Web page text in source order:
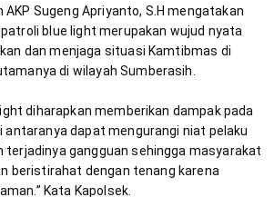
AKP Sugeng Apriyanto, S.H mengatakan
blue light merupakan wujud nyata
dan menjaga situasi Kamtibmas di
diharapkan memberikan dampak pada
dapat mengurangi niat pelaku
terjadinya gangguan sehingga masyarakat
beristirahat dengan tenang karena